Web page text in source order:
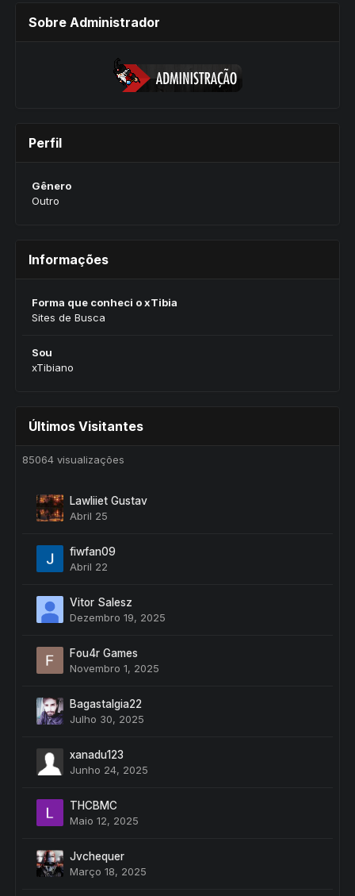
Sobre Administrador
Perfil
Gênero
Outro
Informações
Forma que conheci o xTibia
Sites de Busca
Sou
xTibiano
Últimos Visitantes
85064 visualizações
Lawliiet Gustav
Abril 25
fiwfan09
Abril 22
Vitor Salesz
Dezembro 19, 2025
Fou4r Games
Novembro 1, 2025
Bagastalgia22
Julho 30, 2025
xanadu123
Junho 24, 2025
THCBMC
Maio 12, 2025
Jvchequer
Março 18, 2025